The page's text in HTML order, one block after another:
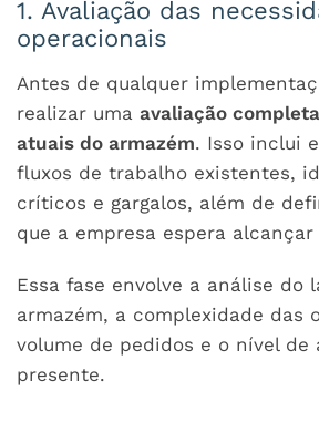
1. Avaliação das
operacionais
Antes de qualquer
realizar uma avaliação
atuais do armazém. Isso inclui
fluxos de trabalho existentes,
críticos e gargalos, além de
que a empresa espera alcançar
Essa fase envolve a análise do
armazém, a complexidade das
volume de pedidos e o nível de
presente.